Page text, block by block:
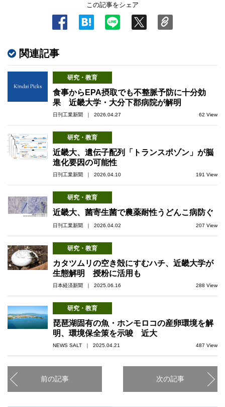
この記事をシェア
関連記事
研究・教育
食事からEPA摂取でも不整脈予防に十分効
果 近畿大学・大分下郡病院が解明
日刊工業新聞 ｜ 2026.04.27 62 View
研究・教育
近畿大、遺伝子配列「トランスポゾン」が脳
進化要因の可能性
日刊工業新聞 ｜ 2026.04.10 191 View
研究・教育
近畿大、菌寄生菌で農薬耐性うどんこ病防ぐ
日刊工業新聞 ｜ 2026.04.02 207 View
研究・教育
カタツムリの空き殻にすむハチ、近畿大学が
生態解明 授粉に活用も
日本経済新聞 ｜ 2025.06.16 288 View
研究・教育
琵琶湖固有の魚・ホンモロコの産卵環境を解
明、環境保全策を示唆 近大
NEWS SALT ｜ 2025.04.21 487 View
前の記事 次の記事